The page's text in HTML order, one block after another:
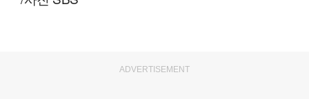
ADVERTISEMENT